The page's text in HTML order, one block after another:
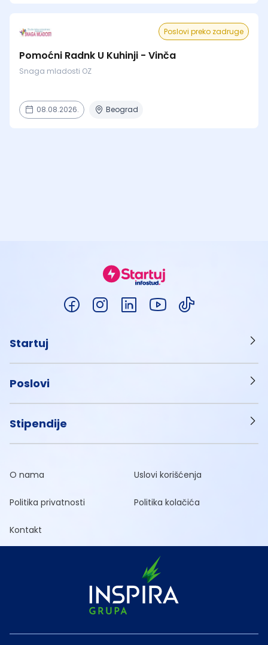
Poslovi preko zadruge
Pomoćni Radnk U Kuhinji - Vinča
Snaga mladosti OZ
08.08.2026. Beograd
Startuj
Poslovi
Stipendije
O nama Uslovi korišćenja
Politika privatnosti Politika kolačića
Kontakt